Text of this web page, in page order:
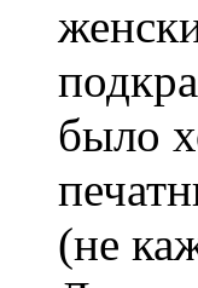
было
(не